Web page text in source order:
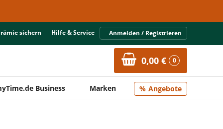
sichern Hilfe & Service Anmelden / Registrieren
0,00 € 0
Business Marken Angebote